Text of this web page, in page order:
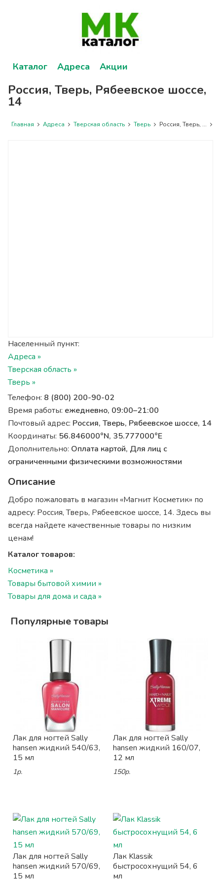
Каталог Адреса Акции
Россия, Тверь, Рябеевское шоссе,
14
Главная Адреса Тверская область Тверь Россия, Тверь, ...
Населенный пункт:
Адреса »
Тверская область »
Тверь »
Телефон: 8 (800) 200-90-02
Время работы: ежедневно, 09:00–21:00
Почтовый адрес: Россия, Тверь, Рябеевское шоссе, 14
Координаты: 56.846000°N, 35.777000°E
Дополнительно: Оплата картой, Для лиц с
ограниченными физическими возможностями
Описание
Добро пожаловать в магазин «Магнит Косметик» по
адресу: Россия, Тверь, Рябеевское шоссе, 14. Здесь вы
всегда найдете качественные товары по низким
ценам!
Каталог товаров:
Косметика »
Товары бытовой химии »
Товары для дома и сада »
Популярные товары
Лак для ногтей Sally
hansen жидкий 540/63,
15 мл
1р.
Лак для ногтей Sally
hansen жидкий 160/07,
12 мл
150р.
Лак для ногтей Sally
hansen жидкий 570/69,
15 мл
Лак Klassik
быстросохнущий 54, 6
мл